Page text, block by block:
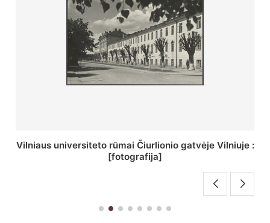
St. Batoro universiteto J. Pilsudskio kolegija :
[fotografija]